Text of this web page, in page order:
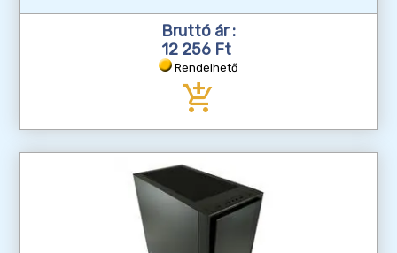
Bruttó ár :
12 256 Ft
Rendelhető
add_shopping_cart